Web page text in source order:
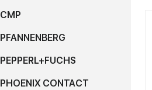
CMP
PFANNENBERG
PEPPERL+FUCHS
PHOENIX CONTACT